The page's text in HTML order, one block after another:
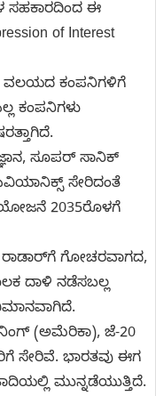
ಸಹಕಾರದಿಂದ ಈ
of Interest
ವಲಯದ ಕಂಪನಿಗಳಿಗೆ
ಕಂಪನಿಗಳು
ಸೂಪರ್ ಸಾನಿಕ್
ಸೇರಿದಂತೆ
ಯೋಜನೆ 2035ರೊಳಗೆ
ಗೋಚರವಾಗದ,
ದಾಳಿ ನಡೆಸಬಲ್ಲ
(ಅಮೆರಿಕಾ), ಜೆ-20
ಸೇರಿವೆ. ಭಾರತವು ಈಗ
ಮುನ್ನಡೆಯುತ್ತಿದೆ.